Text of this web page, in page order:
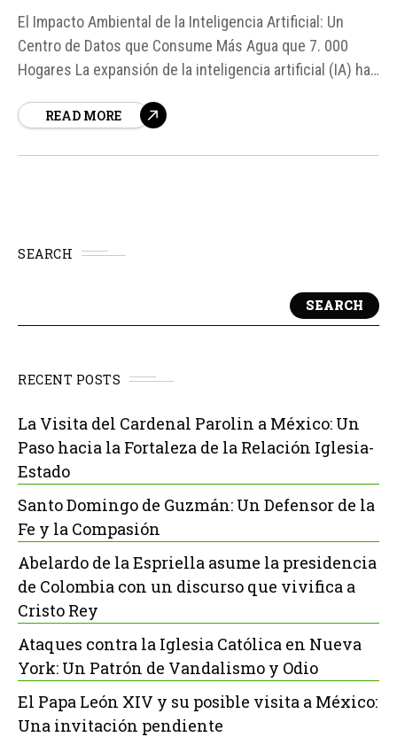
El Impacto Ambiental de la Inteligencia Artificial: Un
Centro de Datos que Consume Más Agua que 7. 000
Hogares La expansión de la inteligencia artificial (IA) ha
en la economía digital, pero también ha generado
READ MORE
SEARCH
SEARCH
RECENT POSTS
La Visita del Cardenal Parolin a México: Un
Paso hacia la Fortaleza de la Relación Iglesia-
Estado
Santo Domingo de Guzmán: Un Defensor de la
Fe y la Compasión
Abelardo de la Espriella asume la presidencia
de Colombia con un discurso que vivifica a
Cristo Rey
Ataques contra la Iglesia Católica en Nueva
York: Un Patrón de Vandalismo y Odio
El Papa León XIV y su posible visita a México:
Una invitación pendiente